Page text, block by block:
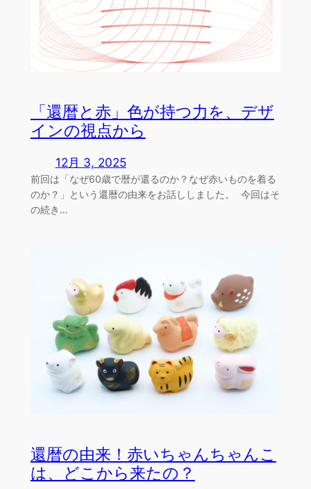
「還暦と赤」色が持つ力を、デザ
インの視点から
12月 3, 2025
前回は「なぜ60歳で暦が還るのか？なぜ赤いものを着る
のか？」という還暦の由来をお話ししました。 今回はそ
の続き…
還暦の由来！赤いちゃんちゃんこ
は、どこから来たの？